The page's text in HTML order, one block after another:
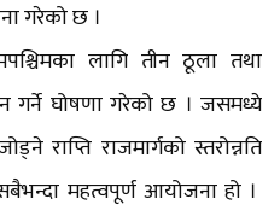
गरेको छ ।
लागि तीन ठूला तथा
गर्ने घोषणा गरेको छ । जसमध्ये
राप्ति राजमार्गको स्तरोन्नति
महत्वपूर्ण आयोजना हो ।